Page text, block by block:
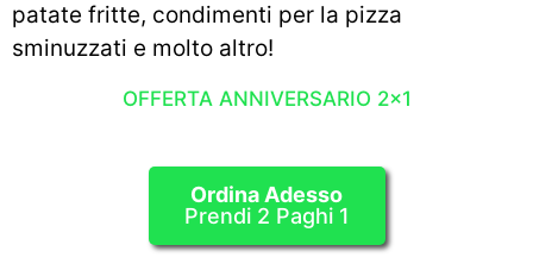
patate fritte, condimenti per la pizza
sminuzzati e molto altro!
OFFERTA ANNIVERSARIO 2x1
Ordina Adesso
Prendi 2 Paghi 1